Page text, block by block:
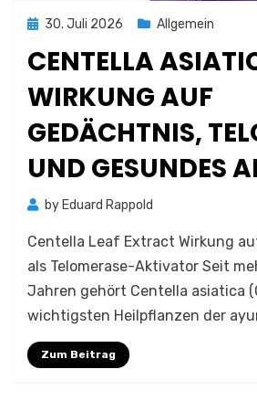
Posted
30. Juli 2026 Allgemein
CENTELLA
WIRKUNG AUF
GEDÄCHTNIS,
UND GESUNDES
by Eduard Rappold
Centella Leaf Extract Wirkung
als Telomerase-Aktivator Seit
Jahren gehört Centella asiatica
wichtigsten Heilpflanzen der
Zum Beitrag